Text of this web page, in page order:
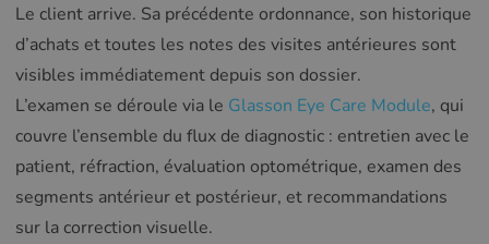
Le client arrive. Sa précédente ordonnance, son historique
d’achats et toutes les notes des visites antérieures sont
visibles immédiatement depuis son dossier.
L’examen se déroule via le Glasson Eye Care Module, qui
couvre l’ensemble du flux de diagnostic : entretien avec le
patient, réfraction, évaluation optométrique, examen des
segments antérieur et postérieur, et recommandations
sur la correction visuelle.